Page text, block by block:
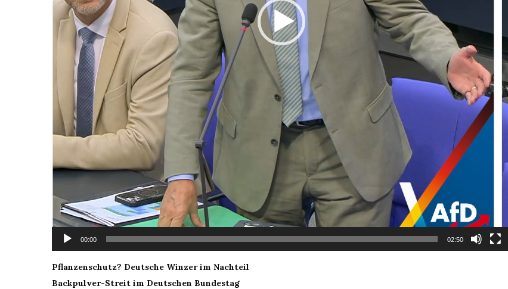
00:00 02:50
Pflanzenschutz? Deutsche Winzer im Nachteil
Backpulver-Streit im Deutschen Bundestag